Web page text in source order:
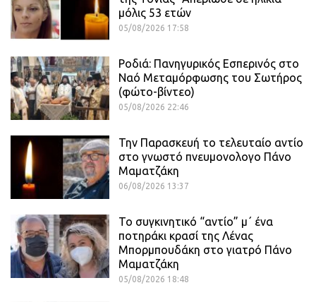
μόλις 53 ετών
05/08/2026 17:58
Ροδιά: Πανηγυρικός Εσπερινός στο
Ναό Μεταμόρφωσης του Σωτήρος
(φώτο-βίντεο)
05/08/2026 22:46
Την Παρασκευή το τελευταίο αντίο
στο γνωστό πνευμονολογο Πάνο
Μαματζάκη
06/08/2026 13:37
Το συγκινητικό “αντίο” μ΄ ένα
ποτηράκι κρασί της Λένας
Μπορμπουδάκη στο γιατρό Πάνο
Μαματζάκη
05/08/2026 18:48